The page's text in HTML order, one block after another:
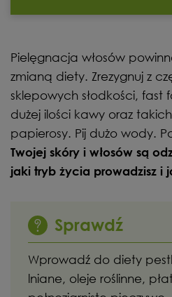
Pielęgnacja włosów
zmianą diety. Zrezygnuj z
sklepowych słodkości,
dużej ilości kawy oraz
papierosy. Pij dużo wody.
Twojej skóry i włosów są
jaki tryb życia prowadzisz i
Sprawdź
Wprowadź do diety
lniane, oleje roślinne,